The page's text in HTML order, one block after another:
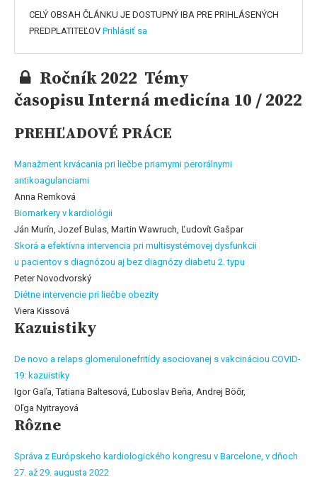
CELÝ OBSAH ČLÁNKU JE DOSTUPNÝ IBA PRE PRIHLÁSENÝCH
PREDPLATITEĽOV Prihlásiť sa
Ročník 2022 Témy
časopisu Interná medicína 10 / 2022
PREHĽADOVÉ PRÁCE
Manažment krvácania pri liečbe priamymi perorálnymi
antikoagulanciami
Anna Remková
Biomarkery v kardiológii
Ján Murín, Jozef Bulas, Martin Wawruch, Ľudovít Gašpar
Skorá a efektívna intervencia pri multisystémovej dysfunkcii
u pacientov s diagnózou aj bez diagnózy diabetu 2. typu
Peter Novodvorský
Diétne intervencie pri liečbe obezity
Viera Kissová
Kazuistiky
De novo a relaps glomerulonefritídy asociovanej s vakcináciou COVID-
19: kazuistiky
Igor Gaľa, Tatiana Baltesová, Ľuboslav Beňa, Andrej Böőr,
Oľga Nyitrayová
Rôzne
Správa z Európskeho kardiologického kongresu v Barcelone, v dňoch
27. až 29. augusta 2022